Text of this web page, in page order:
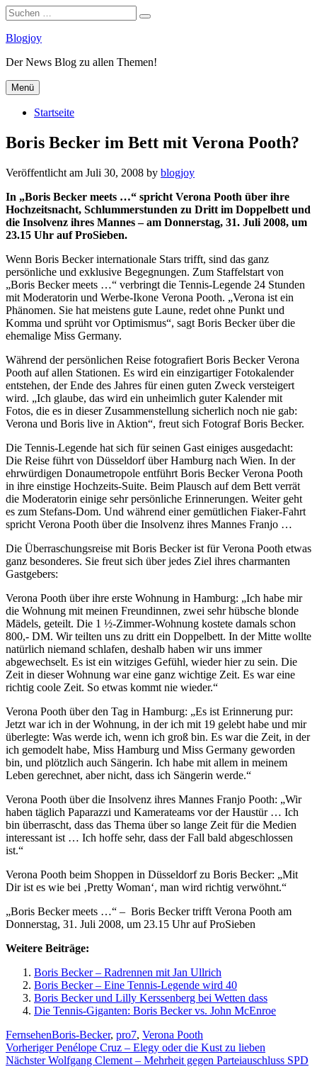
Suchen
nach:
Suchen
Zum
springen
Blogjoy
Der News Blog zu allen Themen!
Menü
Startseite
Boris Becker im Bett mit Verona Pooth?
Veröffentlicht am Juli 30, 2008 by blogjoy
In „Boris Becker meets …“ spricht Verona Pooth über ihre
Hochzeitsnacht, Schlummerstunden zu Dritt im Doppelbett und
die Insolvenz ihres Mannes – am Donnerstag, 31. Juli 2008, um
23.15 Uhr auf ProSieben.
Wenn Boris Becker internationale Stars trifft, sind das ganz
persönliche und exklusive Begegnungen. Zum Staffelstart von
„Boris Becker meets …“ verbringt die Tennis-Legende 24 Stunden
mit Moderatorin und Werbe-Ikone Verona Pooth. „Verona ist ein
Phänomen. Sie hat meistens gute Laune, redet ohne Punkt und
Komma und sprüht vor Optimismus“, sagt Boris Becker über die
ehemalige Miss Germany.
Während der persönlichen Reise fotografiert Boris Becker Verona
Pooth auf allen Stationen. Es wird ein einzigartiger Fotokalender
entstehen, der Ende des Jahres für einen guten Zweck versteigert
wird. „Ich glaube, das wird ein unheimlich guter Kalender mit
Fotos, die es in dieser Zusammenstellung sicherlich noch nie gab:
Verona und Boris live in Aktion“, freut sich Fotograf Boris Becker.
Die Tennis-Legende hat sich für seinen Gast einiges ausgedacht:
Die Reise führt von Düsseldorf über Hamburg nach Wien. In der
ehrwürdigen Donaumetropole entführt Boris Becker Verona Pooth
in ihre einstige Hochzeits-Suite. Beim Plausch auf dem Bett verrät
die Moderatorin einige sehr persönliche Erinnerungen. Weiter geht
es zum Stefans-Dom. Und während einer gemütlichen Fiaker-Fahrt
spricht Verona Pooth über die Insolvenz ihres Mannes Franjo …
Die Überraschungsreise mit Boris Becker ist für Verona Pooth etwas
ganz besonderes. Sie freut sich über jedes Ziel ihres charmanten
Gastgebers:
Verona Pooth über ihre erste Wohnung in Hamburg: „Ich habe mir
die Wohnung mit meinen Freundinnen, zwei sehr hübsche blonde
Mädels, geteilt. Die 1 ½-Zimmer-Wohnung kostete damals schon
800,- DM. Wir teilten uns zu dritt ein Doppelbett. In der Mitte wollte
natürlich niemand schlafen, deshalb haben wir uns immer
abgewechselt. Es ist ein witziges Gefühl, wieder hier zu sein. Die
Zeit in dieser Wohnung war eine ganz wichtige Zeit. Es war eine
richtig coole Zeit. So etwas kommt nie wieder.“
Verona Pooth über den Tag in Hamburg: „Es ist Erinnerung pur:
Jetzt war ich in der Wohnung, in der ich mit 19 gelebt habe und mir
überlegte: Was werde ich, wenn ich groß bin. Es war die Zeit, in der
ich gemodelt habe, Miss Hamburg und Miss Germany geworden
bin, und plötzlich auch Sängerin. Ich habe mit allem in meinem
Leben gerechnet, aber nicht, dass ich Sängerin werde.“
Verona Pooth über die Insolvenz ihres Mannes Franjo Pooth: „Wir
haben täglich Paparazzi und Kamerateams vor der Haustür … Ich
bin überrascht, dass das Thema über so lange Zeit für die Medien
interessant ist … Ich hoffe sehr, dass der Fall bald abgeschlossen
ist.“
Verona Pooth beim Shoppen in Düsseldorf zu Boris Becker: „Mit
Dir ist es wie bei ‚Pretty Woman‘, man wird richtig verwöhnt.“
„Boris Becker meets …“ – Boris Becker trifft Verona Pooth am
Donnerstag, 31. Juli 2008, um 23.15 Uhr auf ProSieben
Weitere Beiträge:
Boris Becker – Radrennen mit Jan Ullrich
Boris Becker – Eine Tennis-Legende wird 40
Boris Becker und Lilly Kerssenberg bei Wetten dass
Die Tennis-Giganten: Boris Becker vs. John McEnroe
Kategorien
FernsehenSchlagwörter
Boris-Becker, pro7, Verona Pooth
Beitragsnavigation
VorherigerVorheriger
Beitrag:
Penélope Cruz – Elegy oder die Kust zu lieben
NächsterNächster
Wolfgang Clement – Mehrheit gegen Parteiauschluss SPD